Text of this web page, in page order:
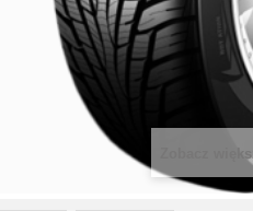
Zobacz